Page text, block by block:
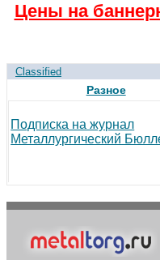
Цены на
Classified
Разное
Подписка на журнал
Металлургический